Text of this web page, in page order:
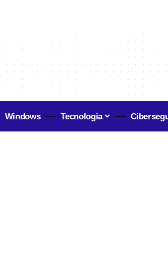
Windows Tecnologia